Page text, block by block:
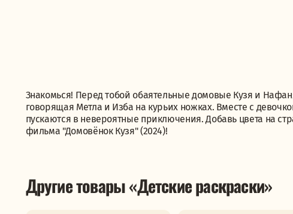
Знакомься! Перед тобой обаятельные домовые Кузя и
говорящая Метла и Изба на курьих ножках. Вместе с
пускаются в невероятные приключения. Добавь цвета на
фильма "Домовёнок Кузя" (2024)!
Другие товары «Детские раскраски»